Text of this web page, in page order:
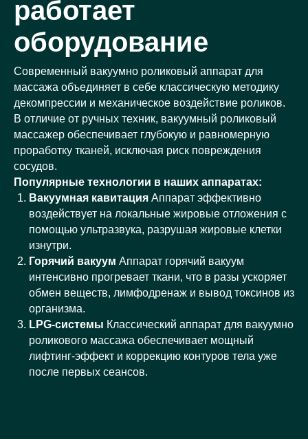
работает
оборудование
Современный вакуумно роликовый аппарат для
массажа объединяет в себе классическую методику
декомпрессии и механическое воздействие роликов.
В отличие от ручных техник, вакуумный роликовый
массажер обеспечивает глубокую и равномерную
проработку тканей, исключая риск повреждения
сосудов.
Популярные технологии в наших аппаратах:
Вакуумная кавитация Аппарат эффективно
воздействует на локальные жировые отложения с
помощью ультразвука, разрушая жировые клетки
изнутри.
Горячий вакуум Аппарат горячий вакуум
интенсивно прогревает ткани, что в разы ускоряет
обмен веществ, лимфодренаж и вывод токсинов из
организма.
LPG-системы Классический аппарат для вакуумно
роликового массажа обеспечивает мощный
лифтинг-эффект и коррекцию контуров тела уже
после первых сеансов.